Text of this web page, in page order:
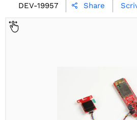
DEV-19957
 Share